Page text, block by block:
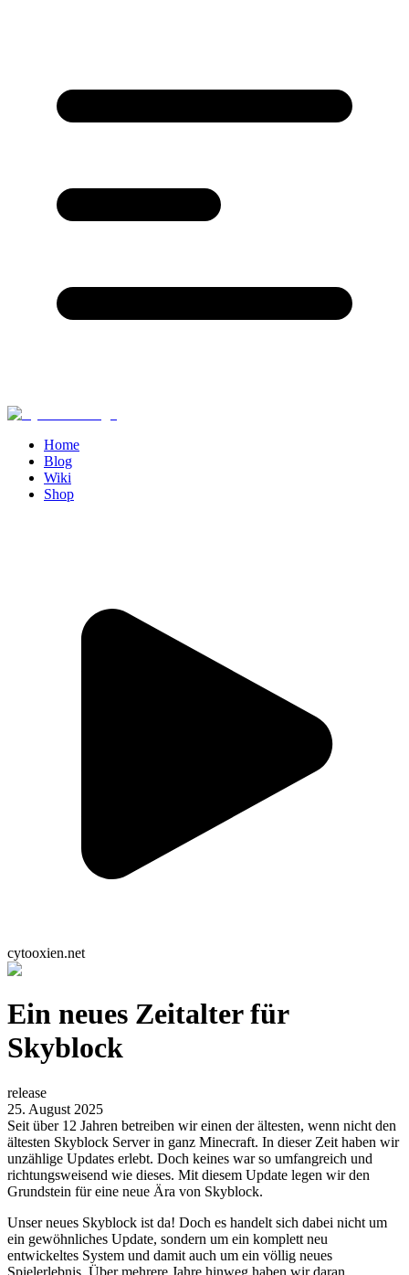
Home
Blog
Wiki
Shop
cytooxien.net
Ein neues Zeitalter für
Skyblock
release
25. August 2025
Seit über 12 Jahren betreiben wir einen der ältesten, wenn nicht den
ältesten Skyblock Server in ganz Minecraft. In dieser Zeit haben wir
unzählige Updates erlebt. Doch keines war so umfangreich und
richtungsweisend wie dieses. Mit diesem Update legen wir den
Grundstein für eine neue Ära von Skyblock.
Unser neues Skyblock ist da! Doch es handelt sich dabei nicht um
ein gewöhnliches Update, sondern um ein komplett neu
entwickeltes System und damit auch um ein völlig neues
Spielerlebnis. Über mehrere Jahre hinweg haben wir daran